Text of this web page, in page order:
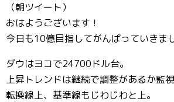
（朝ツイート）
おはようございます！
今日も10億目指してがんばっていき
ダウはヨコで24700ドル台。
上昇トレンドは継続で調整があるか監視
転換線上、基準線もじわじわと上。